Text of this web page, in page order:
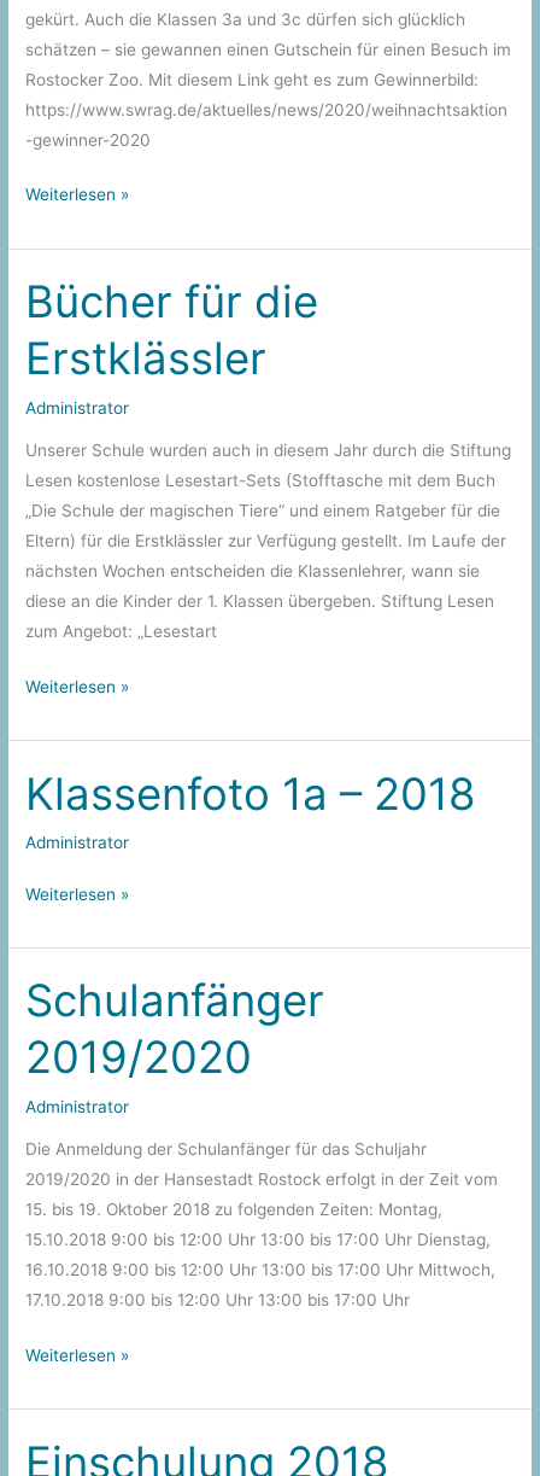
gekürt. Auch die Klassen 3a und 3c dürfen sich glücklich
schätzen – sie gewannen einen Gutschein für einen Besuch im
Rostocker Zoo. Mit diesem Link geht es zum Gewinnerbild:
https://www.swrag.de/aktuelles/news/2020/weihnachtsaktion
-gewinner-2020
Gewonnen!
Weiterlesen »
Bücher für die
Erstklässler
Administrator
Unserer Schule wurden auch in diesem Jahr durch die Stiftung
Lesen kostenlose Lesestart-Sets (Stofftasche mit dem Buch
„Die Schule der magischen Tiere“ und einem Ratgeber für die
Eltern) für die Erstklässler zur Verfügung gestellt. Im Laufe der
nächsten Wochen entscheiden die Klassenlehrer, wann sie
diese an die Kinder der 1. Klassen übergeben. Stiftung Lesen
zum Angebot: „Lesestart
Bücher
die
Erstklässler
Weiterlesen »
Klassenfoto 1a – 2018
Administrator
Klassenfoto
–
2018
Weiterlesen »
Schulanfänger
2019/2020
Administrator
Die Anmeldung der Schulanfänger für das Schuljahr
2019/2020 in der Hansestadt Rostock erfolgt in der Zeit vom
15. bis 19. Oktober 2018 zu folgenden Zeiten: Montag,
15.10.2018 9:00 bis 12:00 Uhr 13:00 bis 17:00 Uhr Dienstag,
16.10.2018 9:00 bis 12:00 Uhr 13:00 bis 17:00 Uhr Mittwoch,
17.10.2018 9:00 bis 12:00 Uhr 13:00 bis 17:00 Uhr
Schulanfänger
Weiterlesen »
Einschulung 2018